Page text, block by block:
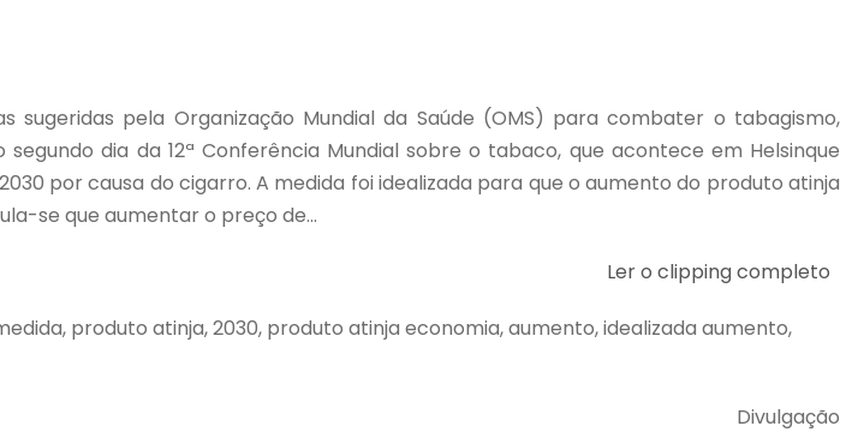
pela Organização Mundial da Saúde (OMS) para combater o tabagismo,
dia da 12ª Conferência Mundial sobre o tabaco, que acontece em Helsinque
por causa do cigarro. A medida foi idealizada para que o aumento do produto atinja
se que aumentar o preço de...
Ler o clipping completo
produto atinja, 2030, produto atinja economia, aumento, idealizada aumento,
Divulgação